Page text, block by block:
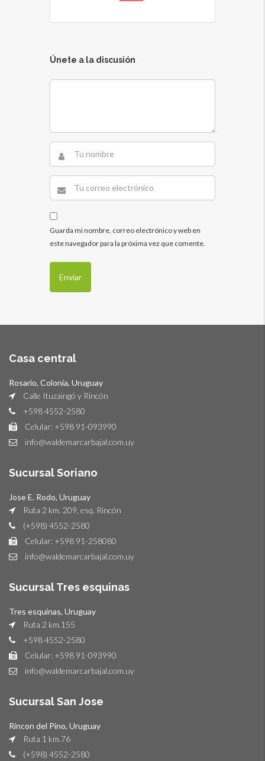
Únete a la discusión
Guarda mi nombre, correo electrónico y web en
este navegador para la próxima vez que comente.
Casa central
Rosario, Colonia, Uruguay
Calle Ituzaingó y Rincón
+598 4552-2580
Celular: +598 91-093990
info@waldemarcarbajal.com.uy
Sucursal Soriano
Jose E. Rodo, Uruguay
Ruta 2 km. 209, esq. Rincón
(+598) 4552-2580
Celular: +598 91-258080
info@waldemarcarbajal.com.uy
Sucursal Tres esquinas
Tres esquinas, Uruguay
Ruta 2 km.155
+598 4552-2580
Celular: +598 91-093990
info@waldemarcarbajal.com.uy
Sucursal San Jose
Rincon del Pino, Uruguay
Ruta 1 km.76
(+598) 4552-2580